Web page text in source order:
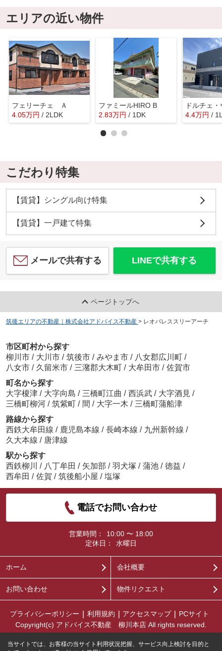
エリアの近い物件
フェリーチェ Ａ
4.05万円 / 2LDK
ファミールHIRO B
2.83万円 / 1DK 4.4万円 /
こだわり特集
【賃貸】シングル向け特集
【賃貸】一戸建て特集
メールで共有する LINEで共有する
ページトップへ
筑後エリアの不動産｜株式会社アドバイス不動産 > レオパレススリーアーチ
市区町村から探す
柳川市 / 大川市 / 筑後市 / みやま市 / 八女郡広川町 /
八女市 / 久留米市 / 三潴郡大木町 / 大牟田市 / 佐賀市
町名から探す
大字榎津 / 大字向島 / 三橋町江曲 / 西浜武 / 大字酒見 /
三橋町柳河 / 筑紫町 / 間 / 大字一木 / 三橋町蒲船津
路線から探す
西鉄大牟田線 / 鹿児島本線 / 長崎本線 / 九州新幹線 /
久大本線 / 唐津線
駅から探す
西鉄柳川
/ 八丁牟田 / 矢加部 / 羽犬塚 / 蒲池 / 徳益 /
西牟田 / 佐賀 / 筑後船小屋 / 塩塚
電話でお問い合わせ
営業時間：
10:00 〜 18:00
定休日：
水曜日
ホーム 会社概要
お問い合わせ 物件リクエスト
プライバシーポリシー 利用規約 アクセスマップ
PCサイト
Copyright(c) アドバイス不動産 柳川本店 All rights reserved.
当サイトでは、お客様の当サイト利用状況把握、サービス向上検討を目的と